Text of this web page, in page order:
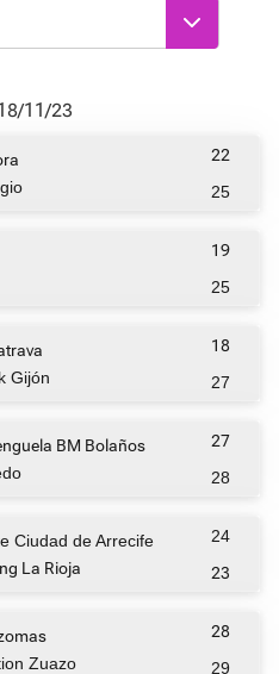
11/23
22
25
19
25
Gijón
18
27
BM Bolaños
27
28
Ciudad de Arrecife
La Rioja
24
23
Zuazo
28
29